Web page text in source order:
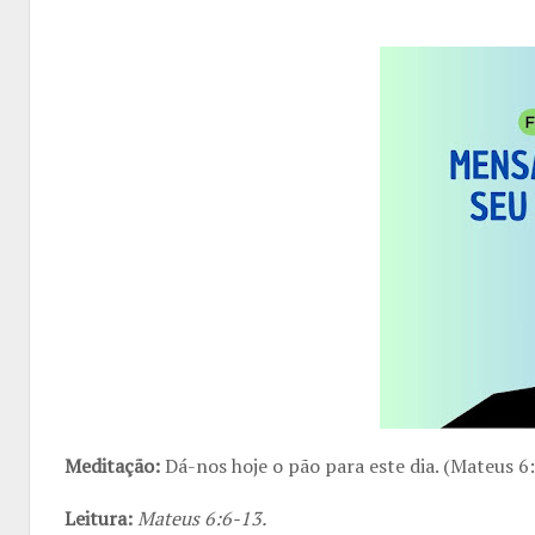
Meditação:Dá-nos hoje o pão para este dia. (Mateus
Leitura:Mateus 6:6-13.